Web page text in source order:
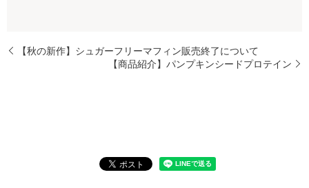
【秋の新作】シュガーフリーマフィン販売終了について
【商品紹介】パンプキンシードプロテイン